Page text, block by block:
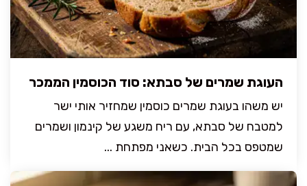
העוגת שמרים של סבתא: סוד הכוסמין הממכר
יש משהו בעוגת שמרים כוסמין שמחזיר אותי ישר
למטבח של סבתא, עם ריח משגע של קינמון ושמרים
שמטפס בכל הבית. כשאני מפתחת ...